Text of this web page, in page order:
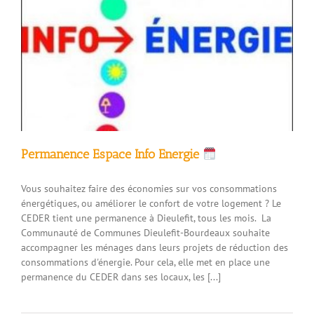
Permanence Espace Info Energie
Vous souhaitez faire des économies sur vos consommations
énergétiques, ou améliorer le confort de votre logement ? Le
CEDER tient une permanence à Dieulefit, tous les mois. La
Communauté de Communes Dieulefit-Bourdeaux souhaite
accompagner les ménages dans leurs projets de réduction des
consommations d'énergie. Pour cela, elle met en place une
permanence du CEDER dans ses locaux, les [...]